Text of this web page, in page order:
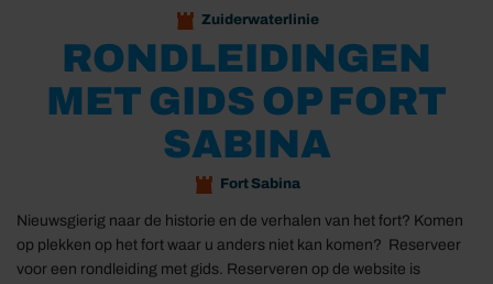
Zuiderwaterlinie
RONDLEIDINGEN
MET GIDS OP FORT
SABINA
Fort Sabina
Nieuwsgierig naar de historie en de verhalen van het fort? Komen
op plekken op het fort waar u anders niet kan komen? Reserveer
voor een rondleiding met gids. Reserveren op de website is